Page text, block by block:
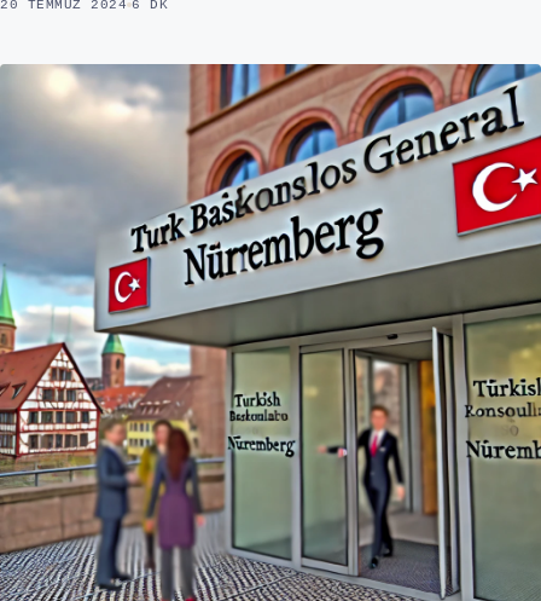
20 TEMMUZ 2024 6 DK